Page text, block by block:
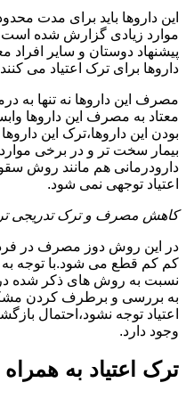
این داروها باید برای مدت
موارد زیادی گزارش شده است
پیشنهاد دوستان و سایر افراد
داروها برای ترک اعتیاد می
مصرف این داروها نه تنها به
معتاد به مصرف این داروها
بودن این داروها،ترک این
بیمار سخت تر و در برخی
دارودرمانی هم مانند روش
اعتیاد توجهی نمی شود.
کاهش مصرف و ترک تدریجی
در این روش دوز مصرف در
کم کم قطع می شود.با توجه
نسبت به روش های ذکر شده در
به بررسی و برطرف کردن
اعتیاد توجه نشود،احتمال
وجود دارد.
ترک اعتیاد به